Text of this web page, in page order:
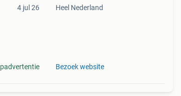
4 jul 26 Heel Nederland
Bezoek website